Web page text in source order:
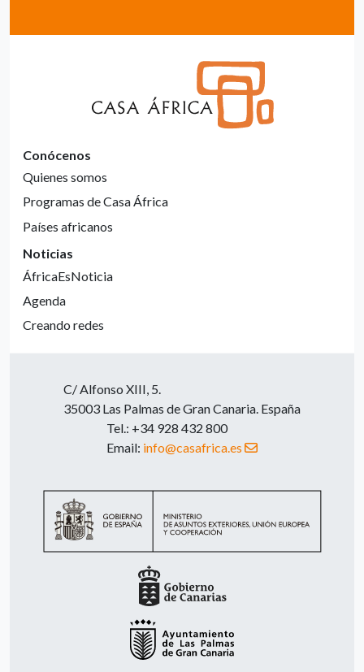
Conócenos
Quienes somos
Programas de Casa África
Países africanos
Noticias
ÁfricaEsNoticia
Agenda
Creando redes
C/ Alfonso XIII, 5.
35003 Las Palmas de Gran Canaria. España
Tel.: +34 928 432 800
Email: info@casafrica.es